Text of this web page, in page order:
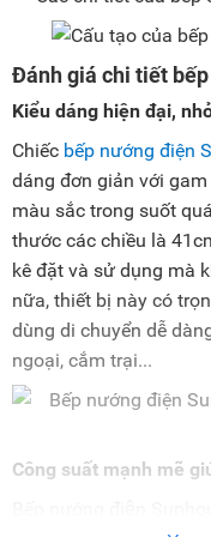
Đánh giá chi tiết
Kiểu dáng hiện đại,
Chiếc bếp nướng điện
dáng đơn giản với
màu sắc trong suốt
thước các chiều là
kê đặt và sử dụng mà
nữa, thiết bị này có
dùng di chuyển dễ
ngoại, cắm trại...
Công suất mạnh mẽ